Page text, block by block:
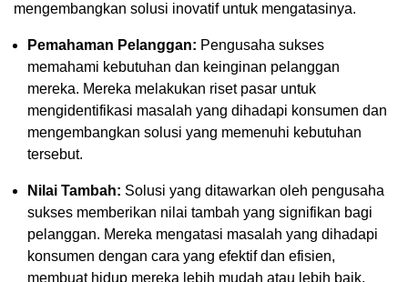
mengembangkan solusi inovatif untuk mengatasinya.
Pemahaman Pelanggan: Pengusaha sukses
memahami kebutuhan dan keinginan pelanggan
mereka. Mereka melakukan riset pasar untuk
mengidentifikasi masalah yang dihadapi konsumen dan
mengembangkan solusi yang memenuhi kebutuhan
tersebut.
Nilai Tambah: Solusi yang ditawarkan oleh pengusaha
sukses memberikan nilai tambah yang signifikan bagi
pelanggan. Mereka mengatasi masalah yang dihadapi
konsumen dengan cara yang efektif dan efisien,
membuat hidup mereka lebih mudah atau lebih baik.